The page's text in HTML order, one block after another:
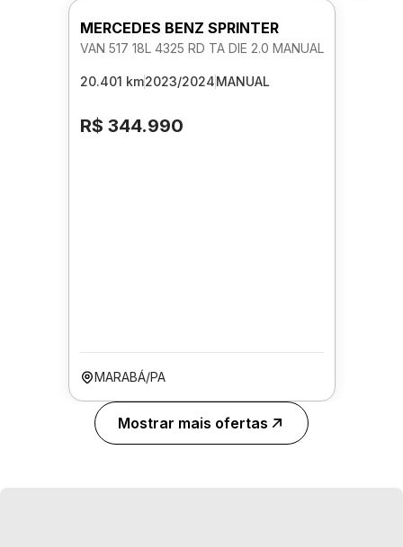
MERCEDES BENZ SPRINTER
VAN 517 18L 4325 RD TA DIE 2.0 MANUAL
20.401 km2023/2024MANUAL
R$ 344.990
MARABÁ/PA
Mostrar mais ofertas